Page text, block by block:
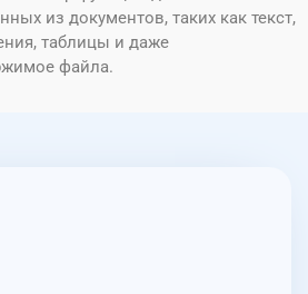
из документов, таких как текст,
таблицы и даже
файла.